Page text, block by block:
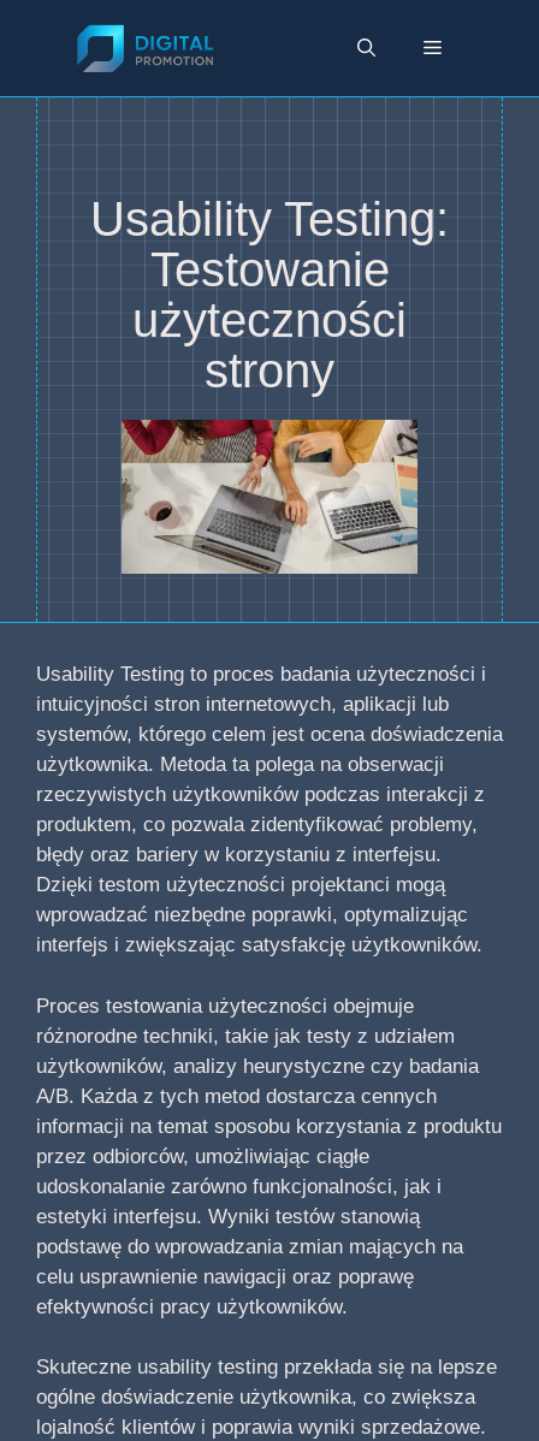
Menu
Usability Testing:
Testowanie
użyteczności
strony
Usability Testing to proces badania użyteczności i
intuicyjności stron internetowych, aplikacji lub
systemów, którego celem jest ocena doświadczenia
użytkownika. Metoda ta polega na obserwacji
rzeczywistych użytkowników podczas interakcji z
produktem, co pozwala zidentyfikować problemy,
błędy oraz bariery w korzystaniu z interfejsu.
Dzięki testom użyteczności projektanci mogą
wprowadzać niezbędne poprawki, optymalizując
interfejs i zwiększając satysfakcję użytkowników.
Proces testowania użyteczności obejmuje
różnorodne techniki, takie jak testy z udziałem
użytkowników, analizy heurystyczne czy badania
A/B. Każda z tych metod dostarcza cennych
informacji na temat sposobu korzystania z produktu
przez odbiorców, umożliwiając ciągłe
udoskonalanie zarówno funkcjonalności, jak i
estetyki interfejsu. Wyniki testów stanowią
podstawę do wprowadzania zmian mających na
celu usprawnienie nawigacji oraz poprawę
efektywności pracy użytkowników.
Skuteczne usability testing przekłada się na lepsze
ogólne doświadczenie użytkownika, co zwiększa
lojalność klientów i poprawia wyniki sprzedażowe.